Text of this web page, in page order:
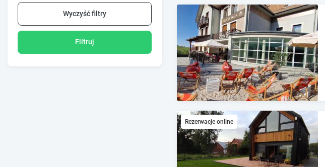
d
s
h
o
r
t
c
u
t
o
r
h
Wyczyść filtry
Filtruj
Rezerwacje online